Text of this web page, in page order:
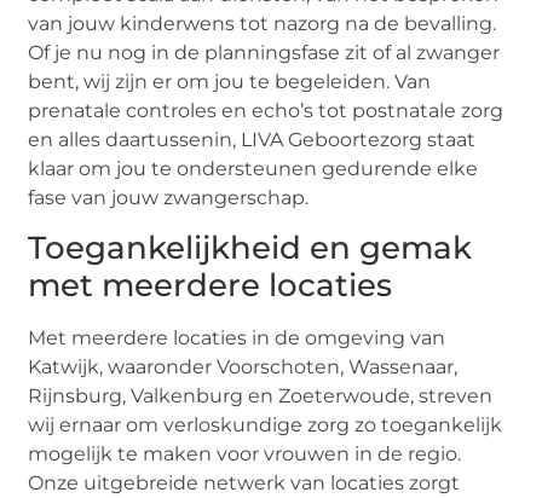
van jouw kinderwens tot nazorg na de bevalling.
Of je nu nog in de planningsfase zit of al zwanger
bent, wij zijn er om jou te begeleiden. Van
prenatale controles en echo’s tot postnatale zorg
en alles daartussenin, LIVA Geboortezorg staat
klaar om jou te ondersteunen gedurende elke
fase van jouw zwangerschap.
Toegankelijkheid en gemak
met meerdere locaties
Met meerdere locaties in de omgeving van
Katwijk, waaronder Voorschoten, Wassenaar,
Rijnsburg, Valkenburg en Zoeterwoude, streven
wij ernaar om verloskundige zorg zo toegankelijk
mogelijk te maken voor vrouwen in de regio.
Onze uitgebreide netwerk van locaties zorgt